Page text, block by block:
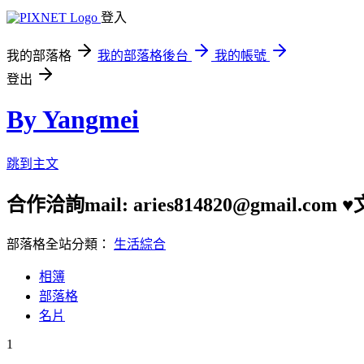
登入
我的部落格 我的部落格後台
我的帳號
登出
By Yangmei
跳到主文
合作洽詢mail: aries814820@gmail.com
部落格全站分類： 生活綜合
相簿
部落格
名片
1